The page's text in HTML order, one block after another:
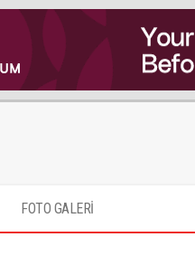
FOTO GALERİ